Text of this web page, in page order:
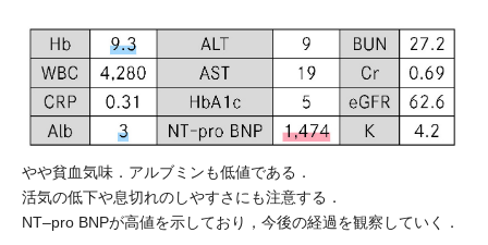
やや貧血気味．アルブミンも低値である．
活気の低下や息切れのしやすさにも注意する．
NT‒pro BNPが高値を示しており，今後の経過を観察していく．